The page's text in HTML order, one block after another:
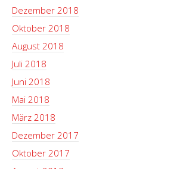
Dezember 2018
Oktober 2018
August 2018
Juli 2018
Juni 2018
Mai 2018
März 2018
Dezember 2017
Oktober 2017